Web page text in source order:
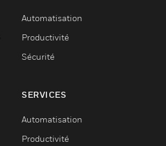
Automatisation
Productivité
Sécurité
SERVICES
Automatisation
Productivité